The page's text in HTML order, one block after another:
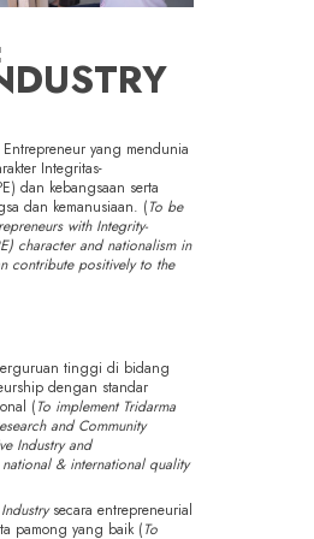
yang mendunia
Integritas-
dan kebangsaan serta
dan kemanusiaan. (To be
with Integrity-
character and nationalism in
contribute positively to the
tinggi di bidang
dengan standar
(To implement Tridarma
and Community
Industry and
& international quality
secara entrepreneurial
pamong yang baik (To